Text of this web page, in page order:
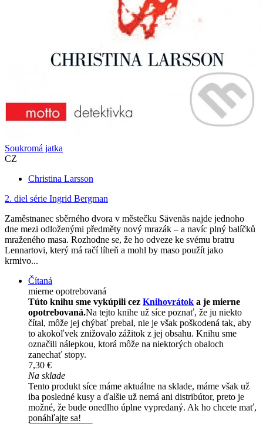
Soukromá jatka
CZ
Christina Larsson
2. diel série Ingrid Bergman
Zaměstnanec sběrného dvora v městečku Sävenäs najde jednoho
dne mezi odloženými předměty nový mrazák – a navíc plný balíčků
mraženého masa. Rozhodne se, že ho odveze ke svému bratru
Lennartovi, který má račí líheň a mohl by maso použít jako
krmivo...
Čítaná
mierne opotrebovaná
Túto knihu sme vykúpili cez Knihovrátok a je mierne
opotrebovaná.Na tejto knihe už síce poznať, že ju niekto
čítal, môže jej chýbať prebal, nie je však poškodená tak, aby
to akokoľvek znižovalo zážitok z jej obsahu. Knihu sme
označili nálepkou, ktorá môže na niektorých obaloch
zanechať stopy.
7,30 €
Na sklade
Tento produkt síce máme aktuálne na sklade, máme však už
iba posledné kusy a ďalšie už nemá ani distribútor, preto je
možné, že bude onedlho úplne vypredaný. Ak ho chcete mať,
ponáhľajte sa!